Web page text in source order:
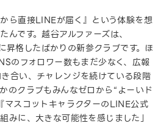
から直接LINEが届く』という体験を想
んです。越谷アルファーズは、
格したばかりの新参クラブです。ほ
のフォロワー数もまだ少なく、広報
合い、チャレンジを続けている段階
のクラブもみんなゼロから“よーいド
マスコットキャラクターのLINE公式
みに、大きな可能性を感じました」